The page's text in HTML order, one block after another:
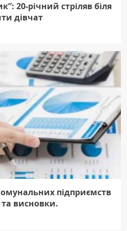
20-річний стріляв біля
дівчат
підприємств
та висновки.